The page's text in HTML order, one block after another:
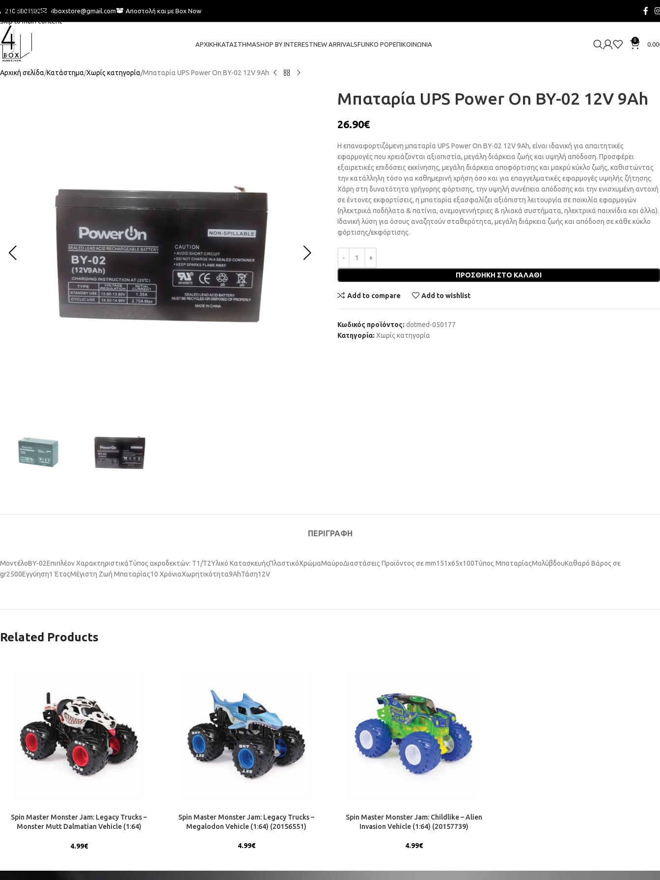
Skip to navigation
Skip to main content
210 6801882 4boxstore@gmail.com Αποστολή και με Box Now
ΑΡΧΙΚΉΚΑΤΆΣΤΗΜΑSHOP BY INTERESTNEW ARRIVALSFUNKO POPΕΠΙΚΟΙΝΩΝΊΑ
0
0.00
Αρχική σελίδα Κατάστημα Χωρίς κατηγορία Μπαταρία UPS Power On BY-02 12V 9Ah
Μπαταρία UPS Power On BY-02 12V 9Ah
26.90€
Η επαναφορτιζόμενη μπαταρία UPS Power On BY-02 12V 9Ah, είναι ιδανική για απαιτητικές
εφαρμογές που χρειάζονται αξιοπιστία, μεγάλη διάρκεια ζωής και υψηλή απόδοση. Προσφέρει
εξαιρετικές επιδόσεις εκκίνησης, μεγάλη διάρκεια αποφόρτισης και μακρύ κύκλο ζωής, καθιστώντας
την κατάλληλη τόσο για καθημερινή χρήση όσο και για επαγγελματικές εφαρμογές υψηλής ζήτησης.
Χάρη στη δυνατότητα γρήγορης φόρτισης, την υψηλή συνέπεια απόδοσης και την ενισχυμένη αντοχή
σε έντονες εκφορτίσεις, η μπαταρία εξασφαλίζει αξιόπιστη λειτουργία σε ποικιλία εφαρμογών
(ηλεκτρικά ποδήλατα & πατίνια, ανεμογεννήτριες & ηλιακά συστήματα, ηλεκτρικά παιχνίδια και άλλα).
Ιδανική λύση για όσους αναζητούν σταθερότητα, μεγάλη διάρκεια ζωής και απόδοση σε κάθε κύκλο
φόρτισης/εκφόρτισης.
ΠΡΟΣΘΉΚΗ ΣΤΟ ΚΑΛΆΘΙ
Add to compare Add to wishlist
Κωδικός προϊόντος: dotmed-050177
Κατηγορία: Χωρίς κατηγορία
ΠΕΡΙΓΡΑΦΉ
ΜοντέλοBY-02Επιπλέον ΧαρακτηριστικάΤύπος ακροδεκτών: T1/T2Υλικό ΚατασκευήςΠλαστικόΧρώμαΜαύροΔιαστάσεις Προϊόντος σε mm151x65x100Τύπος ΜπαταρίαςΜολύβδουΚαθαρό Βάρος σε
gr2500Εγγύηση1 ΈτοςΜέγιστη Ζωή Μπαταρίας10 ΧρόνιαΧωρητικότητα9AhΤάση12V
Related Products
Spin Master Monster Jam: Legacy Trucks –
Monster Mutt Dalmatian Vehicle (1:64)
4.99€
Spin Master Monster Jam: Legacy Trucks –
Megalodon Vehicle (1:64) (20156551)
4.99€
Spin Master Monster Jam: Childlike – Alien
Invasion Vehicle (1:64) (20157739)
4.99€